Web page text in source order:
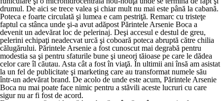
drumul. De aici se trece valea şi chiar mult nu mai este până la cabană.
Poteca e foarte circulată şi lumea e cam pestriţă. Remarc cu tristeţe
faptul ca stânca unde şi-a avut adăpost Părintele Arsenie Boca a
devenit un adevărat loc de pelerinaj. Deşi accesul e destul de greu,
pelerini echipaţi neadecvat urcă şi coboară poteca abruptă către chilia
călugărului. Părintele Arsenie a fost cunoscut mai degrabă pentru
modestia sa şi pentru sfaturile bune şi uneori tăioase pe care le dădea
celor care îl căutau. Asta cât a fost în viaţă. În ultimii ani însă am asistat
la un fel de publicitate şi marketing care au transformat numele său
într-un adevărat brand. De acolo de unde este acum, Părintele Arsenie
Boca nu mai poate face nimic pentru a stăvili aceste lucruri cu care
sigur nu ar fi fost de acord.